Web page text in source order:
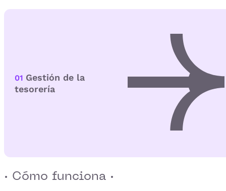
01 Gestión de la
tesorería
· Cómo funciona ·